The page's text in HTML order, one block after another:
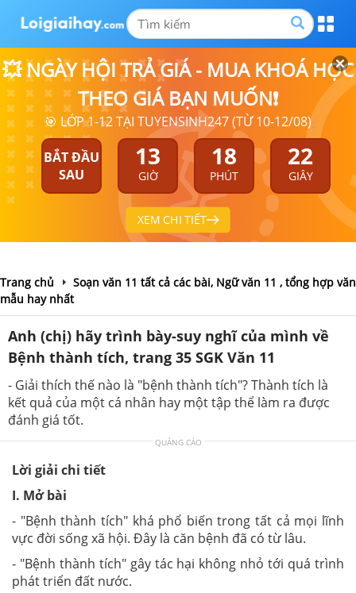
💥 NGÀY HỘI TRẢ GIÁ - MUA KHOÁ HỌC
THEO GIÁ BẠN MUỐN❗
🎯 LỚP 1-12 TẠI TUYENSINH247 (TỪ 10-12/08)
BẮT ĐẦU
SAU
13
GIỜ
18
PHÚT
22
GIÂY
XEM CHI TIẾT
Trang chủ
Soạn văn 11 tất cả các bài, Ngữ văn 11 , tổng hợp văn
mẫu hay nhất
Anh (chị) hãy trình bày-suy nghĩ của mình về
Bệnh thành tích, trang 35 SGK Văn 11
- Giải thích thế nào là "bệnh thành tích"? Thành tích là
kết quả của một cá nhân hay một tập thể làm ra được
đánh giá tốt.
QUẢNG CÁO
Lời giải chi tiết
I. Mở bài
- "Bệnh thành tích" khá phổ biến trong tất cả mọi lĩnh
vực đời sống xã hội. Đây là căn bệnh đã có từ lâu.
- "Bệnh thành tích" gây tác hại không nhỏ tới quá trình
phát triển đất nước.